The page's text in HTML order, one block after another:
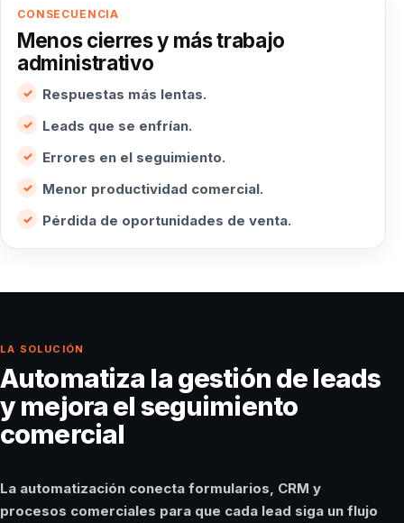
CONSECUENCIA
Menos cierres y más trabajo
administrativo
Respuestas más lentas.
Leads que se enfrían.
Errores en el seguimiento.
Menor productividad comercial.
Pérdida de oportunidades de venta.
LA SOLUCIÓN
Automatiza la gestión de leads
y mejora el seguimiento
comercial
La automatización conecta formularios, CRM y
procesos comerciales para que cada lead siga un flujo